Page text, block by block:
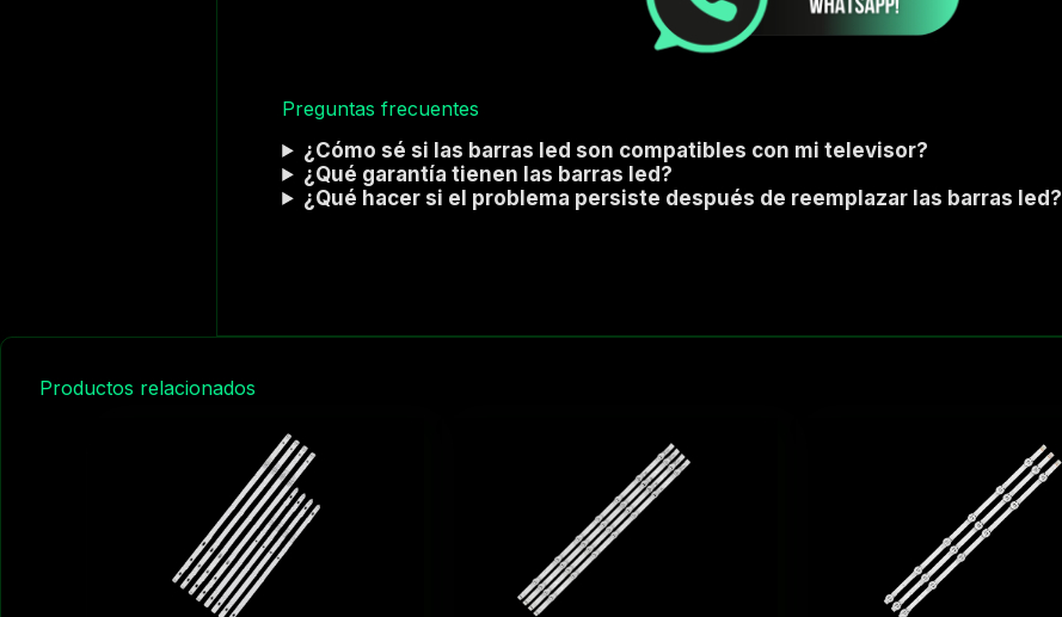
Preguntas frecuentes
¿Cómo sé si las barras led son compatibles con mi televisor?
¿Qué garantía tienen las barras led?
¿Qué hacer si el problema persiste después de reemplazar las barras led?
Productos relacionados